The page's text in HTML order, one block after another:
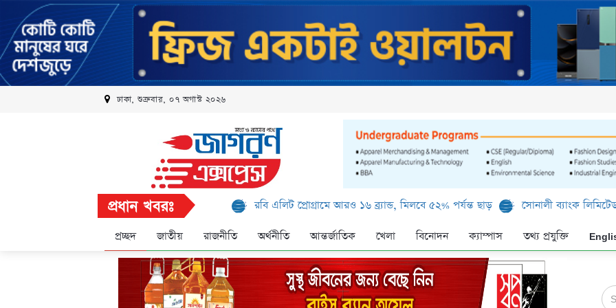
ঢাকা, শুক্রবার, ০৭ অগাস্ট ২০২৬
প্রধান খবরঃ রবি এলিট প্রোগ্রামে আরও ১৬ ব্র্যান্ড, মিলবে ৫২% পর্যন্ত ছাড় সোনালী ব্যাংক লিমিটেড-এর
প্রচ্ছদ জাতীয় রাজনীতি অর্থনীতি আন্তর্জাতিক খেলা বিনোদন ক্যাম্পাস তথ্য প্রযুক্তি